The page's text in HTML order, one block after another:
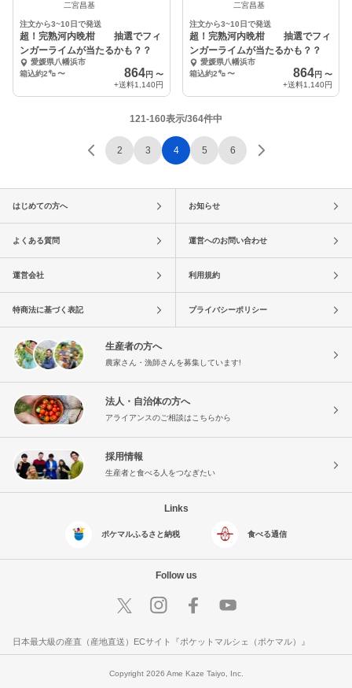
二宮昌基
注文から3~10日で発送
超！完熟河内晩柑 抽選でフィ
ンガーライムが当たるかも？？
愛媛県八幡浜市
箱込約2㌔〜 864円 〜
+送料1,140円
二宮昌基
注文から3~10日で発送
超！完熟河内晩柑 抽選でフィ
ンガーライムが当たるかも？？
愛媛県八幡浜市
箱込約2㌔ 〜 864円 〜
+送料1,140円
121-160表示/364件中
2 3 4 5 6
はじめての方へ お知らせ
よくある質問 運営へのお問い合わせ
運営会社 利用規約
特商法に基づく表記 プライバシーポリシー
生産者の方へ
農家さん・漁師さんを募集しています!
法人・自治体の方へ
アライアンスのご相談はこちらから
採用情報
生産者と食べる人をつなぎたい
Links
ポケマルふるさと納税 食べる通信
Follow us
日本最大級の産直（産地直送）ECサイト『ポケットマルシェ（ポケマル）』
Copyright 2026 Ame Kaze Taiyo, Inc.